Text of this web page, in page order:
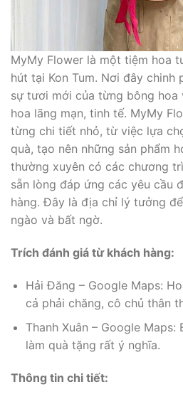
MyMy Flower là một tiệm hoa
hút tại Kon Tum. Nơi đây chinh
sự tươi mới của từng bông hoa
hoa lãng mạn, tinh tế. MyMy
từng chi tiết nhỏ, từ việc lựa
quà, tạo nên những sản phẩm
thường xuyên có các chương
sẵn lòng đáp ứng các yêu cầu
hàng. Đây là địa chỉ lý tưởng
ngào và bất ngờ.
Trích đánh giá từ khách hàng:
Hải Đăng – Google Maps:
cả phải chăng, cô chủ thân
Thanh Xuân – Google
làm quà tặng rất ý nghĩa.
Thông tin chi tiết: